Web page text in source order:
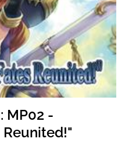
MP02 -